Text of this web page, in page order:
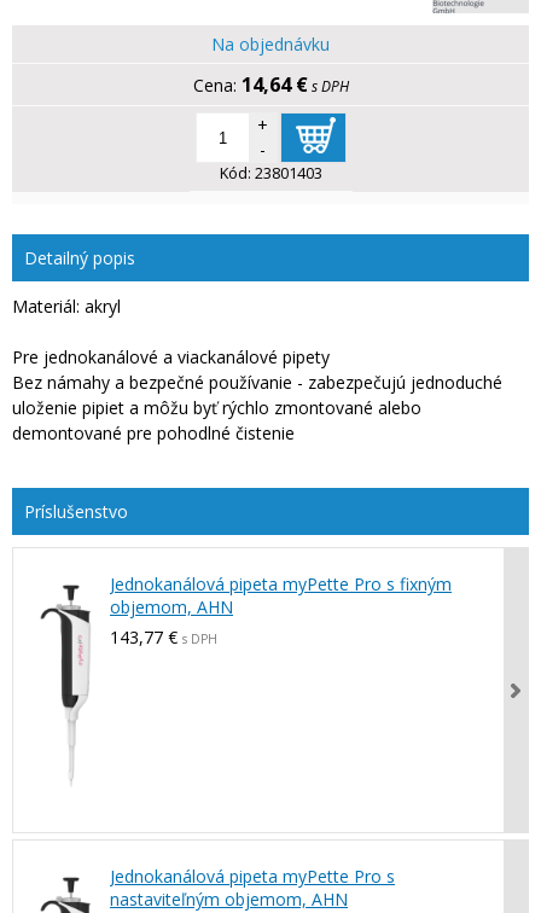
Na objednávku
14,64 € s DPH
+
-
Kód: 23801403
Detailný popis
Materiál: akryl
Pre jednokanálové a viackanálové pipety
Bez námahy a bezpečné používanie - zabezpečujú jednoduché
uloženie pipiet a môžu byť rýchlo zmontované alebo
demontované pre pohodlné čistenie
Jednokanálová pipeta myPette Pro s fixným
objemom, AHN
143,77 € s DPH
Jednokanálová pipeta myPette Pro s
nastaviteľným objemom, AHN